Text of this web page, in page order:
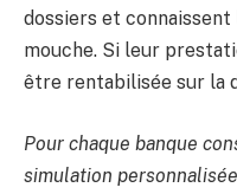
dossiers et
mouche. Si leur
être rentabilisée sur la
Pour chaque banque
simulation